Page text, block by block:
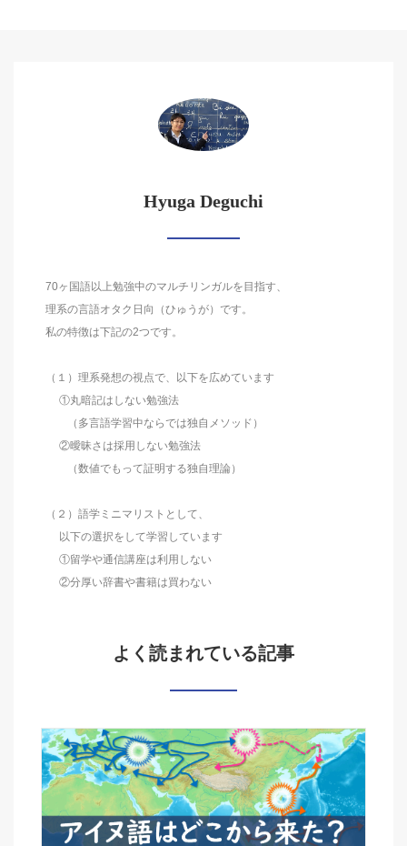
Hyuga Deguchi
70ヶ国語以上勉強中のマルチリンガルを目指す、
理系の言語オタク日向（ひゅうが）です。
私の特徴は下記の2つです。
（１）理系発想の視点で、以下を広めています
①丸暗記はしない勉強法
（多言語学習中ならでは独自メソッド）
②曖昧さは採用しない勉強法
（数値でもって証明する独自理論）
（２）語学ミニマリストとして、
以下の選択をして学習しています
①留学や通信講座は利用しない
②分厚い辞書や書籍は買わない
よく読まれている記事